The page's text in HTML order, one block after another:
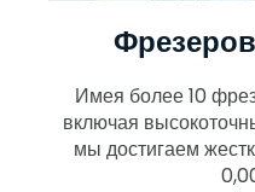
Имея более 10
включая
мы достигаем